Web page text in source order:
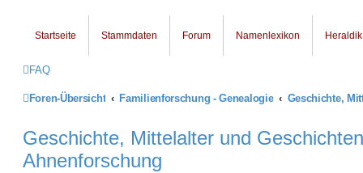
Startseite Stammdaten Forum Namenlexikon Heraldik
FAQ
Foren-Übersicht Familienforschung - Genealogie
Geschichte, Mittelalter und
Ahnenforschung